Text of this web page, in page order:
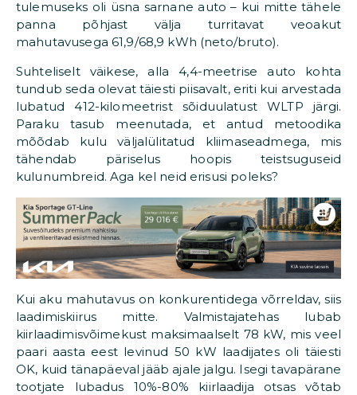
tulemuseks oli üsna sarnane auto – kui mitte tähele
panna põhjast välja turritavat veoakut
mahutavusega 61,9/68,9 kWh (neto/bruto).
Suhteliselt väikese, alla 4,4-meetrise auto kohta
tundub seda olevat täiesti piisavalt, eriti kui arvestada
lubatud 412-kilomeetrist sõiduulatust WLTP järgi.
Paraku tasub meenutada, et antud metoodika
mõõdab kulu väljalülitatud kliimaseadmega, mis
tähendab päriselus hoopis teistsuguseid
kulunumbreid. Aga kel neid erisusi poleks?
Kui aku mahutavus on konkurentidega võrreldav, siis
laadimiskiirus mitte. Valmistajatehas lubab
kiirlaadimisvõimekust maksimaalselt 78 kW, mis veel
paari aasta eest levinud 50 kW laadijates oli täiesti
OK, kuid tänapäeval jääb ajale jalgu. Isegi tavapärane
tootjate lubadus 10%-80% kiirlaadija otsas võtab